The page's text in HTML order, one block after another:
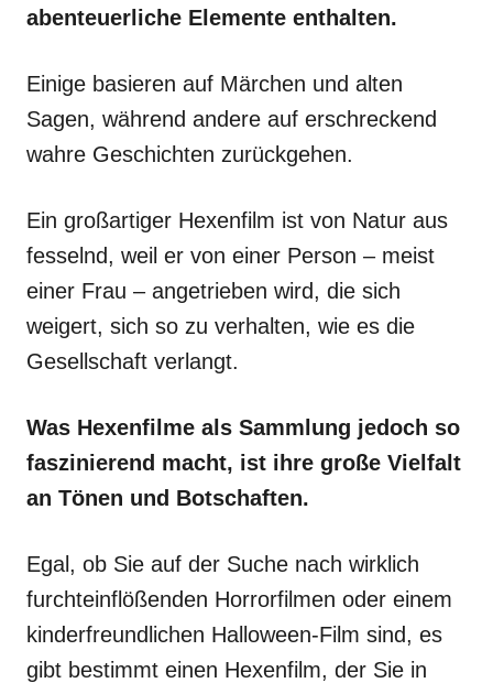
abenteuerliche Elemente enthalten.
Einige basieren auf Märchen und alten
Sagen, während andere auf erschreckend
wahre Geschichten zurückgehen.
Ein großartiger Hexenfilm ist von Natur aus
fesselnd, weil er von einer Person – meist
einer Frau – angetrieben wird, die sich
weigert, sich so zu verhalten, wie es die
Gesellschaft verlangt.
Was Hexenfilme als Sammlung jedoch so
faszinierend macht, ist ihre große Vielfalt
an Tönen und Botschaften.
Egal, ob Sie auf der Suche nach wirklich
furchteinflößenden Horrorfilmen oder einem
kinderfreundlichen Halloween-Film sind, es
gibt bestimmt einen Hexenfilm, der Sie in